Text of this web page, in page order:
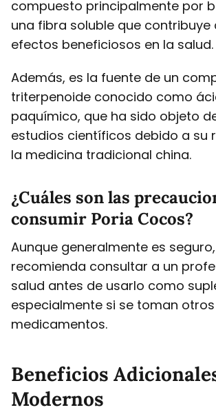
compuesto principalmente por
una fibra soluble que contribuye
efectos beneficiosos en la salud.
Además, es la fuente de un
triterpenoide conocido como
paquímico, que ha sido objeto
estudios científicos debido a su
la medicina tradicional china.
¿Cuáles son las
consumir Poria Cocos?
Aunque generalmente es
recomienda consultar a un
salud antes de usarlo como
especialmente si se toman otros
medicamentos.
Beneficios
Modernos